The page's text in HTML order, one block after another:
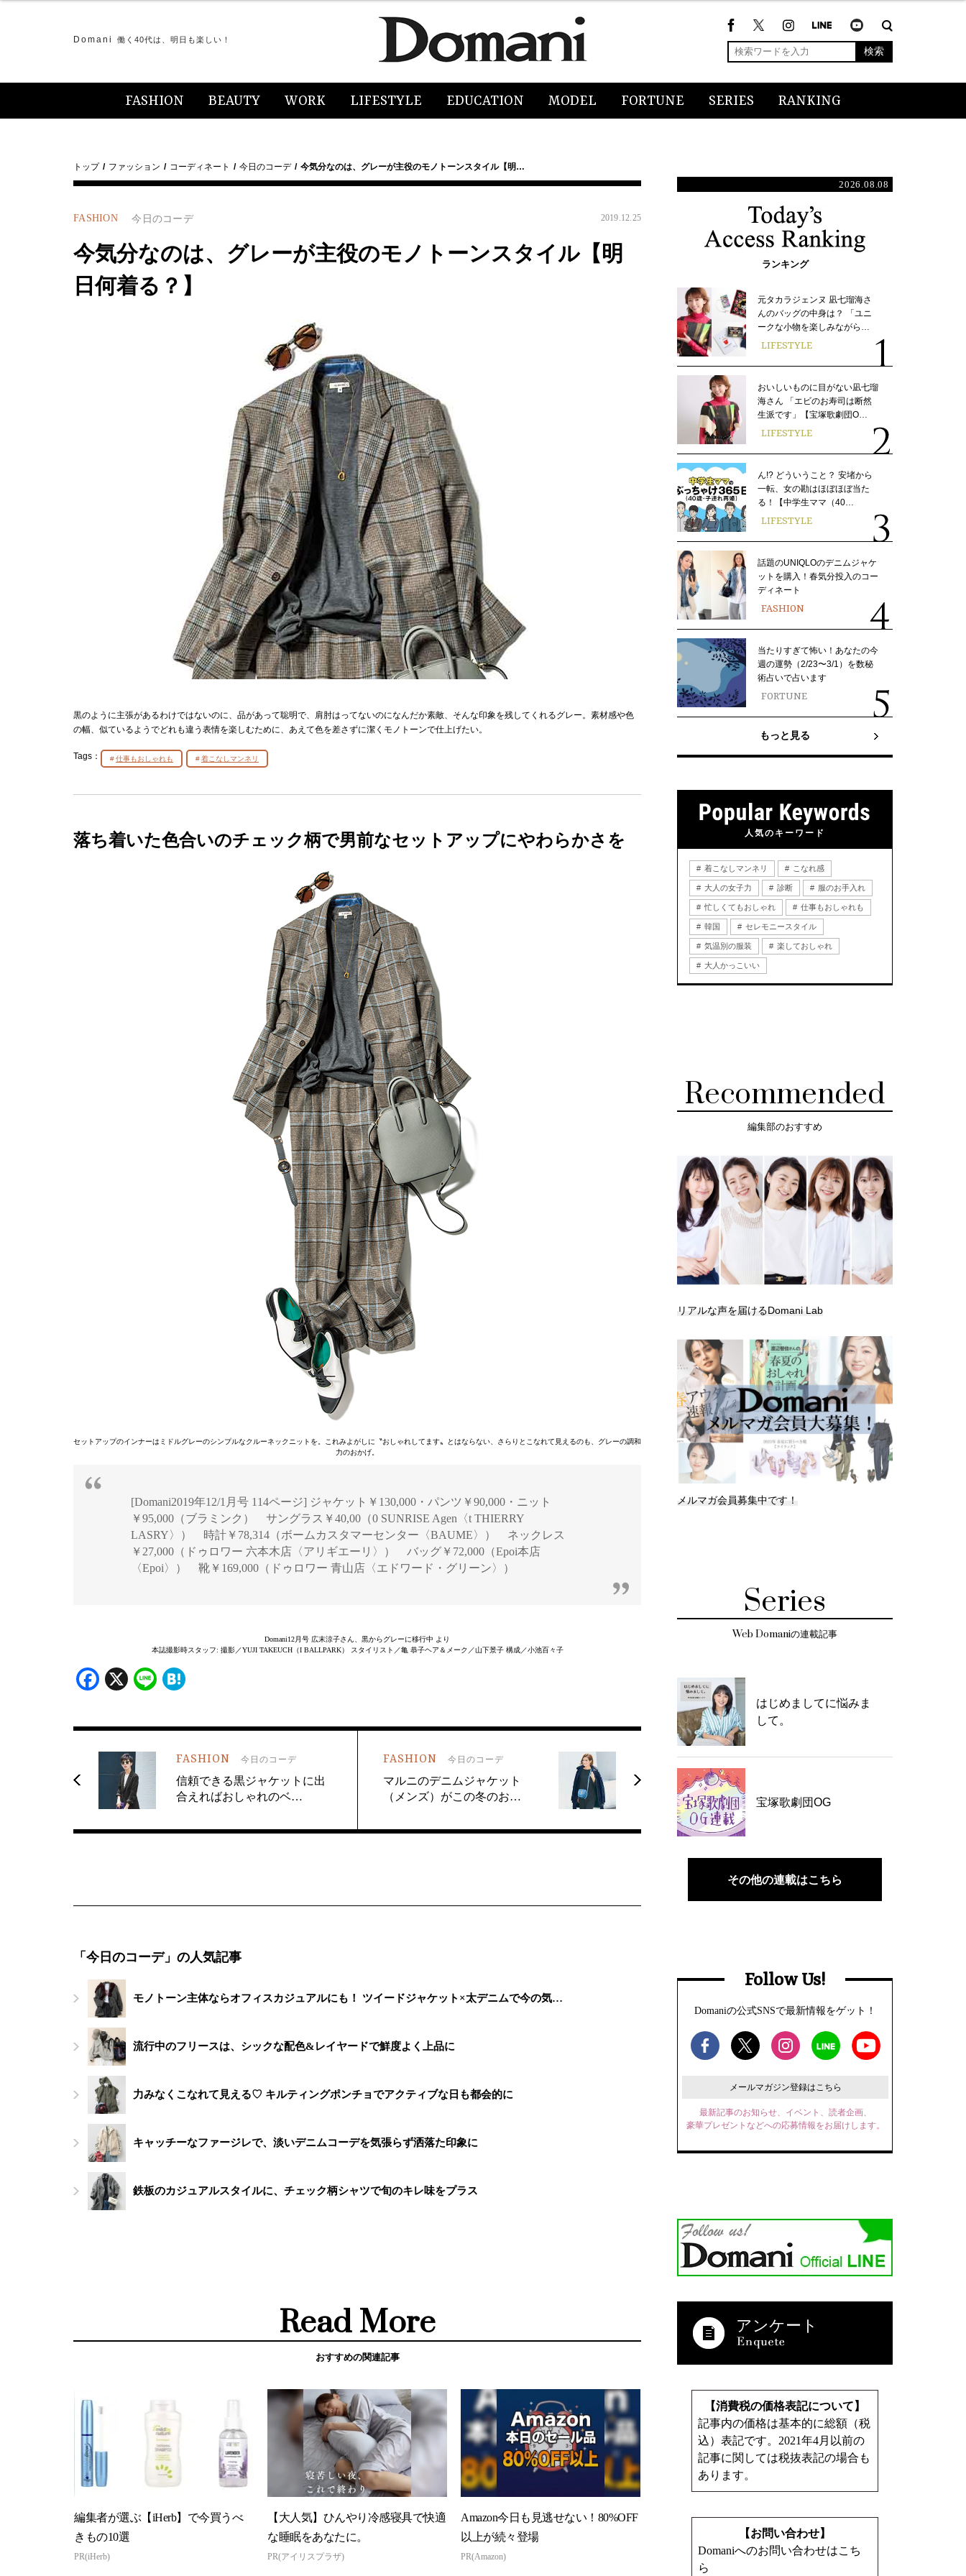
Domani 働く40代は、明日も楽しい！
検索
FASHION BEAUTY WORK LIFESTYLE EDUCATION MODEL FORTUNE SERIES RANKING
トップ ファッション コーディネート 今日のコーデ 今気分なのは、グレーが主役のモノトーンスタイル【明…
FASHION 今日のコーデ 2019.12.25
今気分なのは、グレーが主役のモノトーンスタイル【明
日何着る？】
黒のように主張があるわけではないのに、品があって聡明で、肩肘はってないのになんだか素敵、そんな印象を残してくれるグレー。素材感や色
の幅、似ているようでどれも違う表情を楽しむために、あえて色を差さずに潔くモノトーンで仕上げたい。
Tags： 仕事もおしゃれも 着こなしマンネリ
落ち着いた色合いのチェック柄で男前なセットアップにやわらかさを
セットアップのインナーはミドルグレーのシンプルなクルーネックニットを。これみよがしに〝おしゃれしてます〟とはならない、さらりとこなれて見えるのも、グレーの調和
力のおかげ。
[Domani2019年12/1月号 114ページ] ジャケット￥130,000・パンツ￥90,000・ニット
￥95,000（ブラミンク） サングラス￥40,00（0 SUNRISE Agen〈t THIERRY
LASRY〉） 時計￥78,314（ボームカスタマーセンター〈BAUME〉） ネックレス
￥27,000（ドゥロワー 六本木店〈アリギエーリ〉） バッグ￥72,000（Epoi本店
〈Epoi〉） 靴￥169,000（ドゥロワー 青山店〈エドワード・グリーン〉）
Domani12月号 広末涼子さん、黒からグレーに移行中 より
本誌撮影時スタッフ: 撮影／YUJI TAKEUCH（I BALLPARK） スタイリスト／亀 恭子ヘア＆メーク／山下景子 構成／小池百々子
Facebook
X Line
FASHION 今日のコーデ
信頼できる黒ジャケットに出
合えればおしゃれのベ…
FASHION 今日のコーデ
マルニのデニムジャケット
（メンズ）がこの冬のお…
「今日のコーデ」の人気記事
モノトーン主体ならオフィスカジュアルにも！ ツイードジャケット×太デニムで今の気…
流行中のフリースは、シックな配色&レイヤードで鮮度よく上品に
力みなくこなれて見える♡ キルティングポンチョでアクティブな日も都会的に
キャッチーなファージレで、淡いデニムコーデを気張らず洒落た印象に
鉄板のカジュアルスタイルに、チェック柄シャツで旬のキレ味をプラス
Read More
おすすめの関連記事
編集者が選ぶ【iHerb】で今買うべ
きもの10選
PR(iHerb)
【大人気】ひんやり冷感寝具で快適
な睡眠をあなたに。
PR(アイリスプラザ)
Amazon今日も見逃せない！80%OFF
以上が続々登場
PR(Amazon)
2026.08.08
ランキング
元タカラジェンヌ 凪七瑠海さ
んのバッグの中身は？ 「ユニ
ークな小物を楽しみながら…
LIFESTYLE
おいしいものに目がない凪七瑠
海さん 「エビのお寿司は断然
生派です」【宝塚歌劇団O…
LIFESTYLE
ん!? どういうこと？ 安堵から
一転、女の勘はほぼほぼ当た
る！【中学生ママ（40…
LIFESTYLE
話題のUNIQLOのデニムジャケ
ットを購入！春気分投入のコー
ディネート
FASHION
当たりすぎて怖い！あなたの今
週の運勢（2/23〜3/1）を数秘
術占いで占います
FORTUNE
もっと見る
人気のキーワード
着こなしマンネリ こなれ感
大人の女子力 診断 服のお手入れ
忙しくてもおしゃれ 仕事もおしゃれも
韓国 セレモニースタイル
気温別の服装 楽しておしゃれ
大人かっこいい
Recommended
編集部のおすすめ
リアルな声を届けるDomani Lab
メルマガ会員募集中です！
Series
Web Domaniの連載記事
はじめましてに悩みま
して。
宝塚歌劇団OG
その他の連載はこちら
Follow Us!
Domaniの公式SNSで最新情報をゲット！
メールマガジン登録はこちら
最新記事のお知らせ、イベント、読者企画、
豪華プレゼントなどへの応募情報をお届けします。
アンケート
【消費税の価格表記について】
記事内の価格は基本的に総額（税
込）表記です。2021年4月以前の
記事に関しては税抜表記の場合も
あります。
【お問い合わせ】
Domaniへのお問い合わせはこち
ら